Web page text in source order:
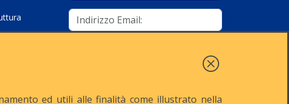
ed utili alle finalità come illustrato nella